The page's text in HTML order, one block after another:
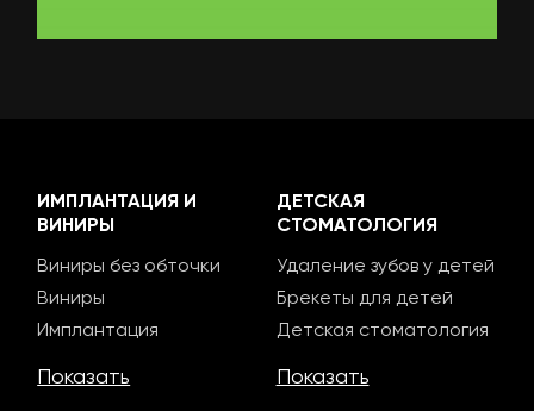
ИМПЛАНТАЦИЯ И
ВИНИРЫ
Виниры без обточки
Виниры
Имплантация
Показать
ДЕТСКАЯ
СТОМАТОЛОГИЯ
Удаление зубов у детей
Брекеты для детей
Детская стоматология
Показать